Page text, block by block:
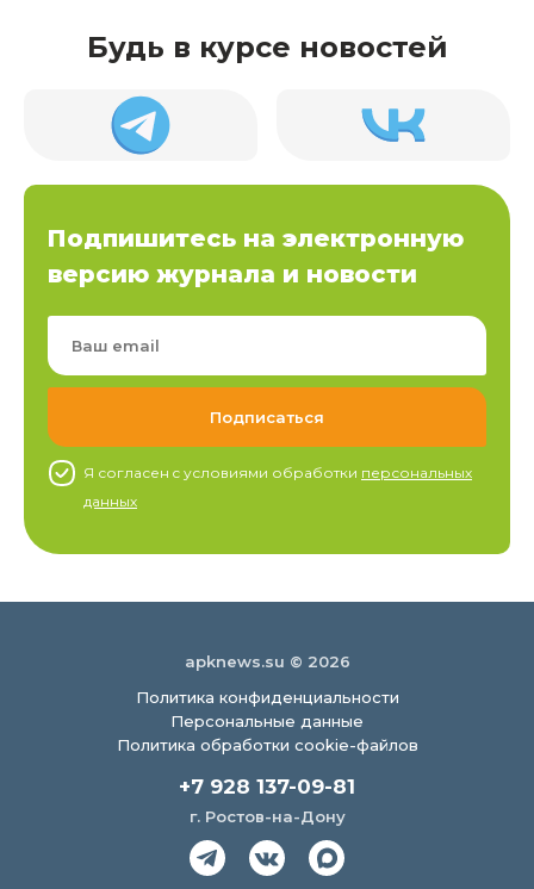
Будь в курсе новостей
Подпишитесь на электронную
версию журнала и новости
Я согласен c условиями обработки персональных
данных
apknews.su © 2026
Политика конфиденциальности
Персональные данные
Политика обработки cookie-файлов
+7 928 137-09-81
г. Ростов-на-Дону